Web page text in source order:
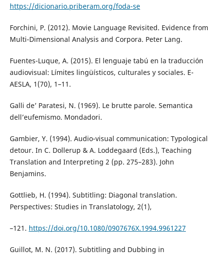
https://dicionario.priberam.org/foda-se
Forchini, P. (2012). Movie Language Revisited. Evidence from
Multi-Dimensional Analysis and Corpora. Peter Lang.
Fuentes-Luque, A. (2015). El lenguaje tabú en la traducción
audiovisual: Límites lingüísticos, culturales y sociales. E-
AESLA, 1(70), 1–11.
Galli de’ Paratesi, N. (1969). Le brutte parole. Semantica
dell’eufemismo. Mondadori.
Gambier, Y. (1994). Audio-visual communication: Typological
detour. In C. Dollerup & A. Loddegaard (Eds.), Teaching
Translation and Interpreting 2 (pp. 275–283). John
Benjamins.
Gottlieb, H. (1994). Subtitling: Diagonal translation.
Perspectives: Studies in Translatology, 2(1),
–121. https://doi.org/10.1080/0907676X.1994.9961227
Guillot, M. N. (2017). Subtitling and Dubbing in